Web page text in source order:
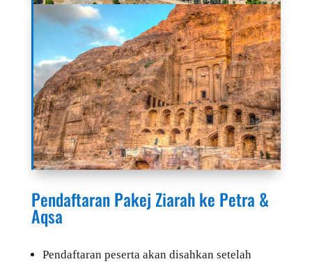
Pendaftaran Pakej Ziarah ke Petra &
Aqsa
Pendaftaran peserta akan disahkan setelah